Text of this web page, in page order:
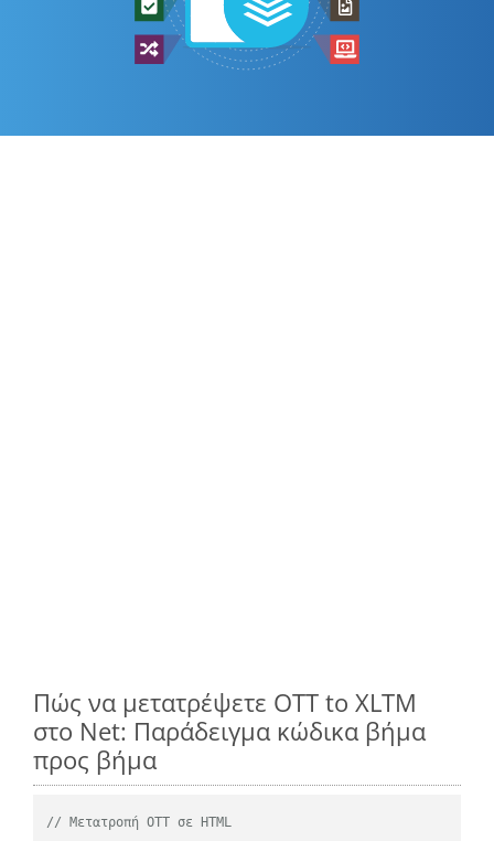
Πώς να μετατρέψετε OTT to XLTM
στο Net: Παράδειγμα κώδικα βήμα
προς βήμα
// Μετατροπή OTT σε HTML